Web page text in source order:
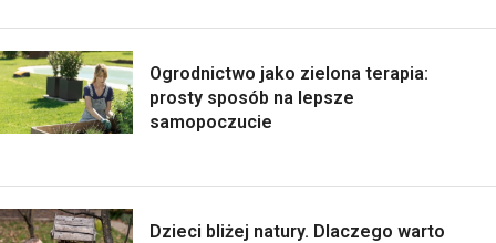
Ogrodnictwo jako zielona terapia:
prosty sposób na lepsze
samopoczucie
Dzieci bliżej natury. Dlaczego warto